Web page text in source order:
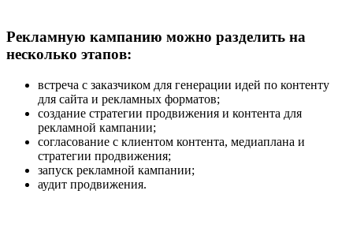
Рекламную кампанию можно разделить на
несколько этапов:
встреча с заказчиком для генерации идей по контенту
для сайта и рекламных форматов;
создание стратегии продвижения и контента для
рекламной кампании;
согласование с клиентом контента, медиаплана и
стратегии продвижения;
запуск рекламной кампании;
аудит продвижения.